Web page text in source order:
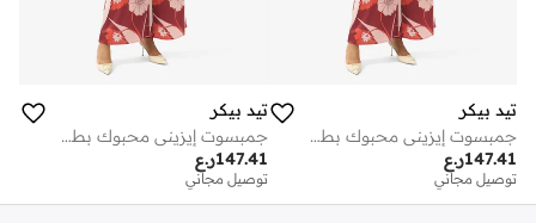
تيد بيكر
جمبسوت إيزيني محبوك بطبعة زهور
ر.ع147.41
توصيل مجاني
تيد بيكر
جمبسوت إيزيني محبوك بطبعة زهور
ر.ع147.41
توصيل مجاني